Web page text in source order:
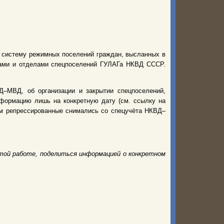
режимных поселений граждан, высланных в
и отделами спецпоселений ГУЛАГа НКВД СССР.
об организации и закрытии спецпоселений,
лишь на конкретную дату (см. ссылку на
репрессированные снимались со спецучёта НКВД–
работе, поделиться информацией о конкретном